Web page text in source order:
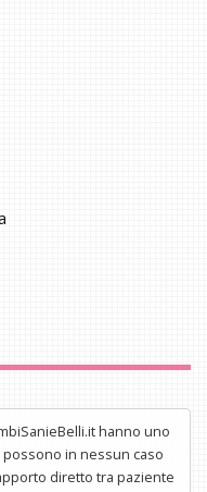
hanno uno
in nessun caso
diretto tra paziente